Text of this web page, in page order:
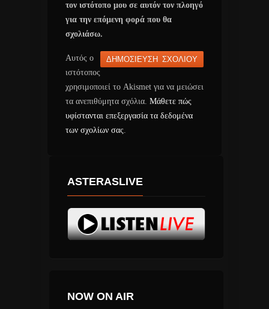
τον ιστότοπο μου σε αυτόν τον πλοηγό
για την επόμενη φορά που θα
σχολιάσω.
Αυτός ο
ιστότοπος
χρησιμοποιεί το Akismet για να μειώσει
τα ανεπιθύμητα σχόλια. Μάθετε πώς
υφίστανται επεξεργασία τα δεδομένα
των σχολίων σας.
ASTERASLIVE
NOW ON AIR